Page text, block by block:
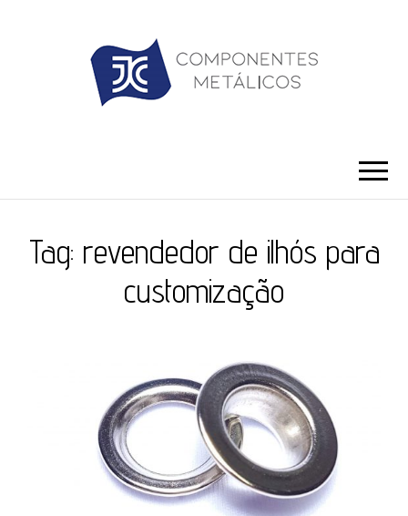
Tag: revendedor de ilhós para
customização